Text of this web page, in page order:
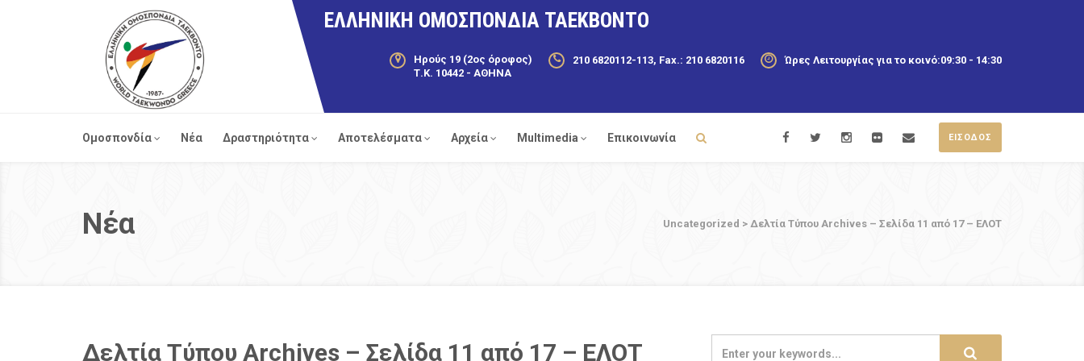
ΕΛΛΗΝΙΚΗ ΟΜΟΣΠΟΝΔΙΑ ΤΑΕΚΒΟΝΤΟ
Ηρούς 19 (2ος όροφος)
Τ.Κ. 10442 - ΑΘΗΝΑ
210 6820112-113, Fax.: 210 6820116 Ώρες Λειτουργίας για το κοινό:09:30 - 14:30
ΕΙΣΟΔΟΣ
Ομοσπονδία Νέα Δραστηριότητα Αποτελέσματα Αρχεία Multimedia Επικοινωνία
Uncategorized > Δελτία Τύπου Archives – Σελίδα 11 από 17 – ΕΛΟΤ
Νέα
Δελτία Τύπου Archives – Σελίδα 11 από 17 – ΕΛΟΤ